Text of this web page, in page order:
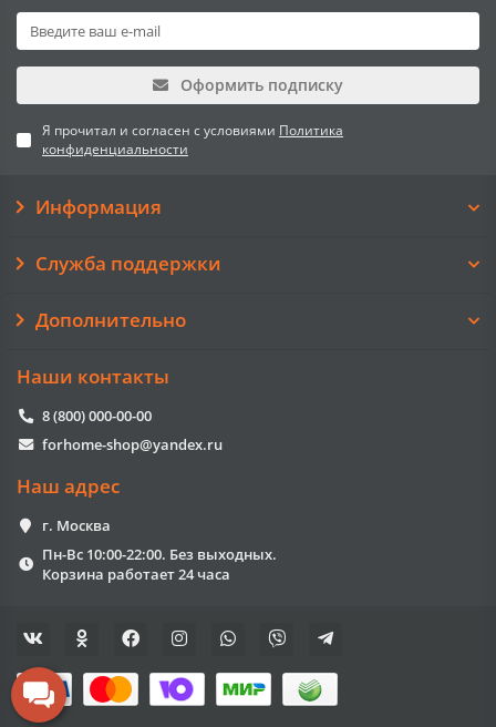
Оформить подписку
Я прочитал и согласен с условиями Политика
конфиденциальности
Информация
Служба поддержки
Дополнительно
Наши контакты
8 (800) 000-00-00
forhome-shop@yandex.ru
Наш адрес
г. Москва
Пн-Вс 10:00-22:00. Без выходных.
Корзина работает 24 часа